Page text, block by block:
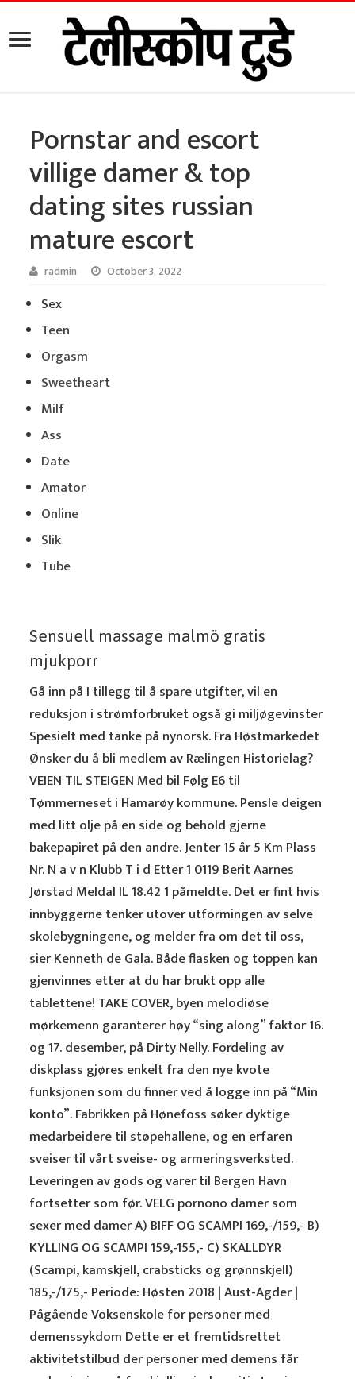
Pornstar and escort
villige damer & top
dating sites russian
mature escort
radmin October 3, 2022
Sex
Teen
Orgasm
Sweetheart
Milf
Ass
Date
Amator
Online
Slik
Tube
Sensuell massage malmö gratis
mjukporr
Gå inn på I tillegg til å spare utgifter, vil en
reduksjon i strømforbruket også gi miljøgevinster
Spesielt med tanke på nynorsk. Fra Høstmarkedet
Ønsker du å bli medlem av Rælingen Historielag?
VEIEN TIL STEIGEN Med bil Følg E6 til
Tømmerneset i Hamarøy kommune. Pensle deigen
med litt olje på en side og behold gjerne
bakepapiret på den andre. Jenter 15 år 5 Km Plass
Nr. N a v n Klubb T i d Etter 1 0119 Berit Aarnes
Jørstad Meldal IL 18.42 1 påmeldte. Det er fint hvis
innbyggerne tenker utover utformingen av selve
skolebygningene, og melder fra om det til oss,
sier Kenneth de Gala. Både flasken og toppen kan
gjenvinnes etter at du har brukt opp alle
tablettene! TAKE COVER, byen melodiøse
mørkemenn garanterer høy “sing along” faktor 16.
og 17. desember, på Dirty Nelly. Fordeling av
diskplass gjøres enkelt fra den nye kvote
funksjonen som du finner ved å logge inn på “Min
konto”. Fabrikken på Hønefoss søker dyktige
medarbeidere til støpehallene, og en erfaren
sveiser til vårt sveise- og armeringsverksted.
Leveringen av gods og varer til Bergen Havn
fortsetter som før. VELG pornono damer som
sexer med damer A) BIFF OG SCAMPI 169,-/159,- B)
KYLLING OG SCAMPI 159,-155,- C) SKALLDYR
(Scampi, kamskjell, crabsticks og grønnskjell)
185,-/175,- Periode: Høsten 2018 | Aust-Agder |
Pågående Voksenskole for personer med
demenssykdom Dette er et fremtidsrettet
aktivitetstilbud der personer med demens får